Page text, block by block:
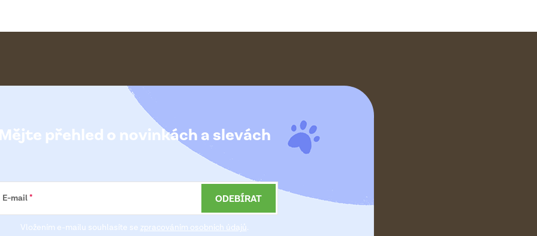
Mějte přehled o novinkácha slevách
E-mail
Vložením e-mailu souhlasíte se zpracováním osobních údajů.
ODEBÍRAT